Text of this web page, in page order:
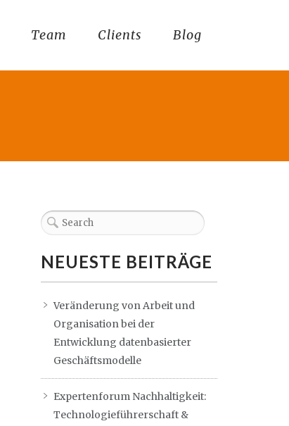
Team Clients Blog
NEUESTE BEITRÄGE
Veränderung von Arbeit und
Organisation bei der
Entwicklung datenbasierter
Geschäftsmodelle
Expertenforum Nachhaltigkeit:
Technologieführerschaft &